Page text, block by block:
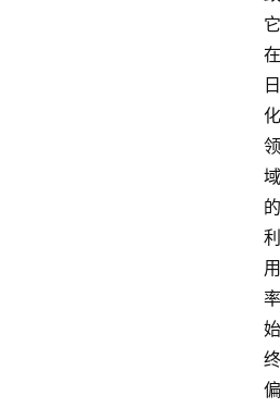
它
在
日
化
领
域
的
利
用
率
始
终
偏